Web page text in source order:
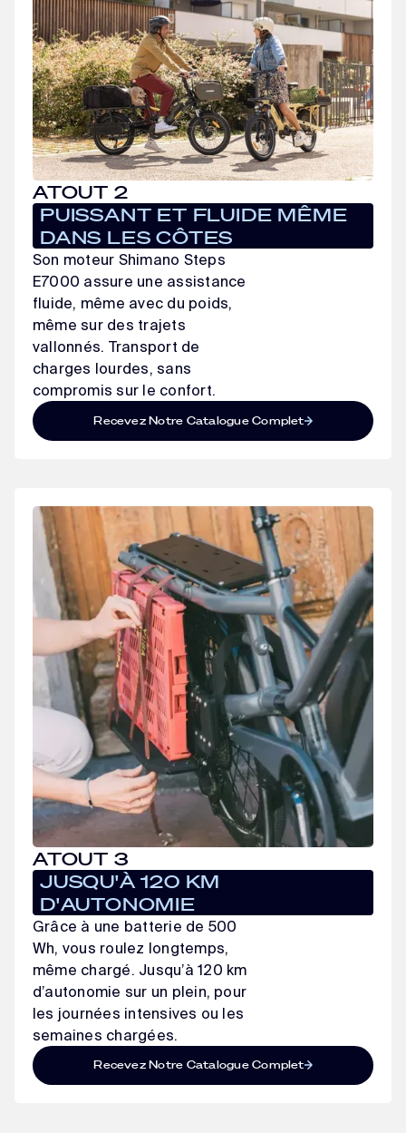
ATOUT 2
PUISSANT ET FLUIDE MÊME
DANS LES CÔTES
Son moteur Shimano Steps
E7000 assure une assistance
fluide, même avec du poids,
même sur des trajets
vallonnés. Transport de
charges lourdes, sans
compromis sur le confort.
Recevez Notre Catalogue Complet
ATOUT 3
JUSQU'À 120 KM
D'AUTONOMIE
Grâce à une batterie de 500
Wh, vous roulez longtemps,
même chargé. Jusqu’à 120 km
d’autonomie sur un plein, pour
les journées intensives ou les
semaines chargées.
Recevez Notre Catalogue Complet